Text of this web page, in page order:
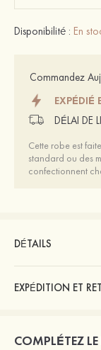
Disponibilité : En
Commandez
EXPÉDIÉ
DÉLAI DE
Cette robe est
standard ou des
confectionnent
DÉTAILS
EXPÉDITION ET
COMPLÉTEZ